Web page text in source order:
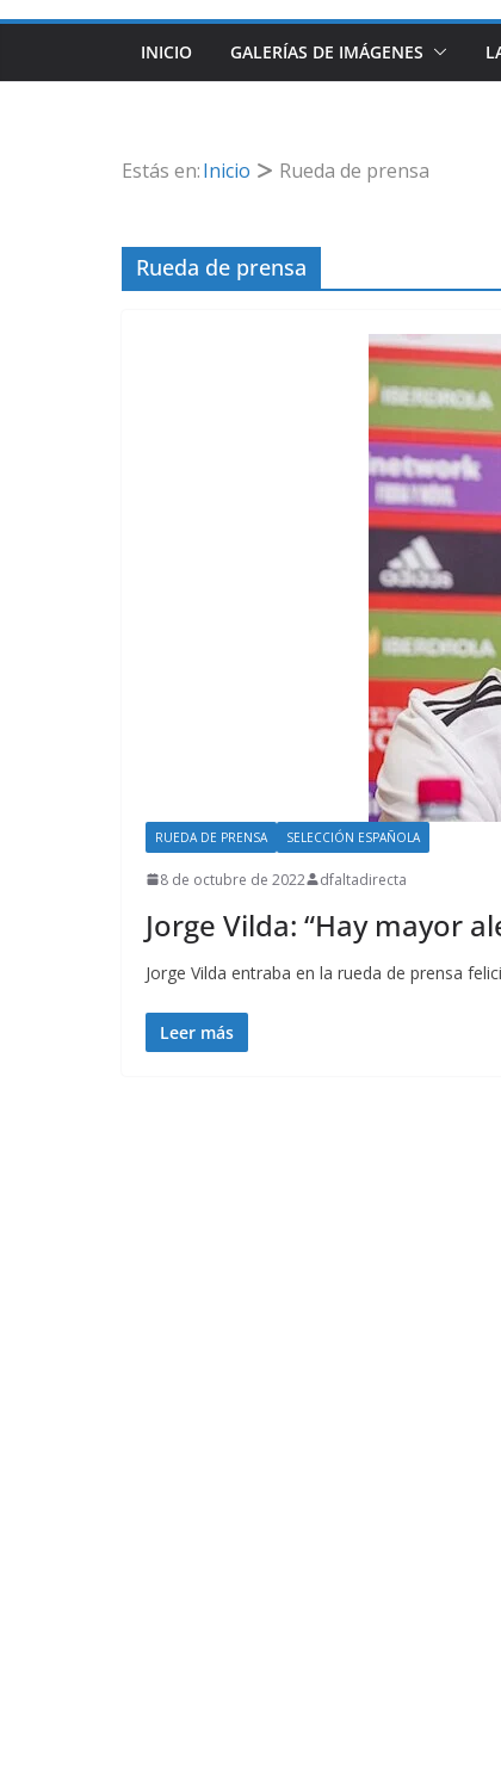
INICIO GALERÍAS DE IMÁGENES
Estás en:Inicio Rueda de prensa
Rueda de prensa
RUEDA DE PRENSA SELECCIÓN ESPAÑOLA
8 de octubre de 2022 dfaltadirecta
Jorge Vilda: “Hay mayor
Jorge Vilda entraba en la rueda de prensa
Leer más